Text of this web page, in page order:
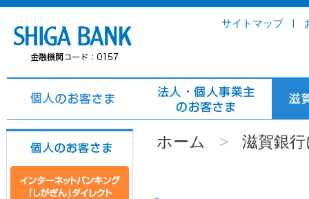
サイトマップ
ホーム > 滋賀銀